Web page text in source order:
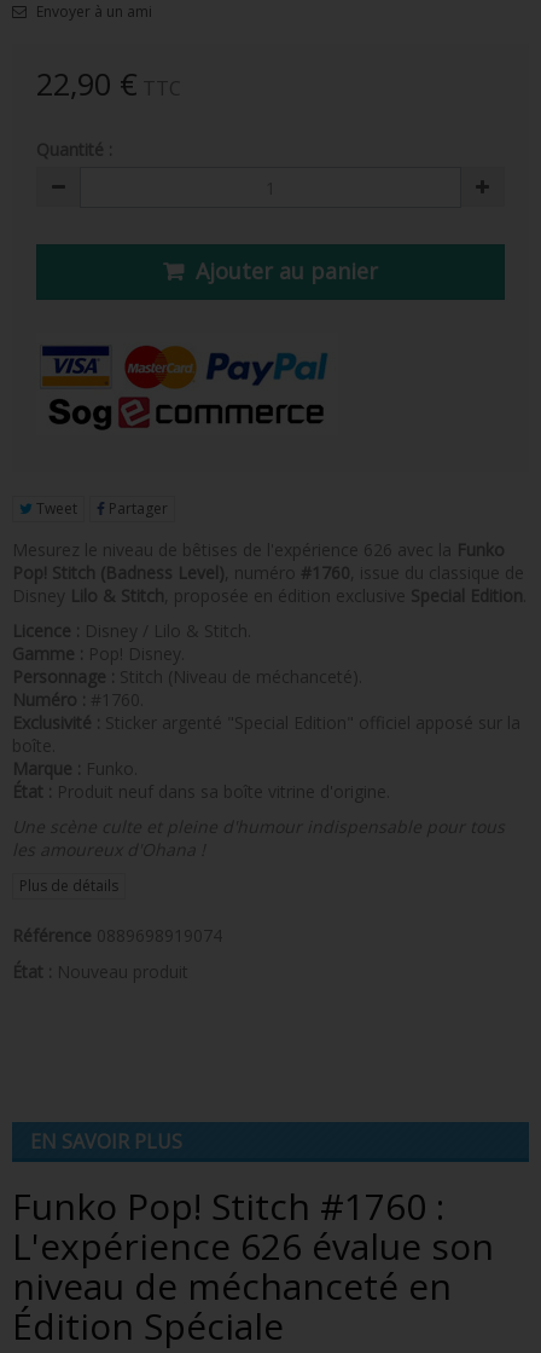
FIGURINES POP SEIGNEUR DES ANNEAUX
FIGURINES POP DC COMICS
FIGURINE POP RETRO TOYS
POP PROTECTION
PORTE-CLÉS POCKET POP
FUNKO POP PIN
PELUCHE
LOUNGEFLY
Envoyer à un ami
22,90 €
Ajouter au panier
Tweet Partager
Mesurez le niveau de bêtises de l'expérience 626 avec la Funko
Pop! Stitch (Badness Level) , numéro #1760 , issue du classique de
Disney Lilo & Stitch , proposée en édition exclusive Special Edition
Licence : Disney / Lilo & Stitch.
Gamme : Pop! Disney.
Personnage : Stitch (Niveau de méchanceté).
Numéro : #1760.
Exclusivité : Sticker argenté "Special Edition" officiel apposé sur la
boîte.
Marque : Funko.
État : Produit neuf dans sa boîte vitrine d'origine.
Une scène culte et pleine d'humour indispensable pour tous
les amoureux d'Ohana !
Plus de détails
Référence 0889698919074
État : Nouveau produit
EN SAVOIR PLUS
Funko Pop! Stitch #1760 :
L'expérience 626 évalue son
niveau de méchanceté en
Édition Spéciale